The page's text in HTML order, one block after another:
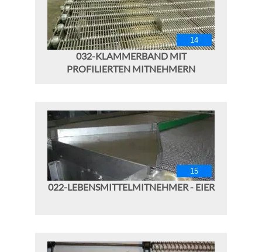
032-KLAMMERBAND MIT
PROFILIERTEN MITNEHMERN
022-LEBENSMITTELMITNEHMER - EIER